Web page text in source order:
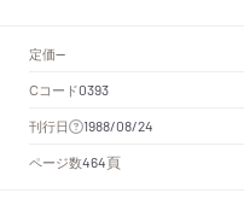
定価--
Cコード0393
刊行日
1988/08/24
ページ数464頁